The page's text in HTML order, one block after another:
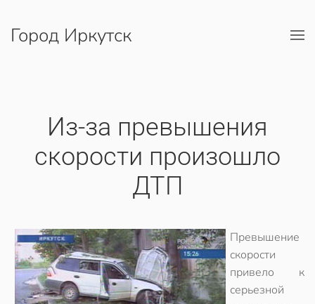
Перейти к содержимому
Город Иркутск
Из-за превышения
скорости произошло
ДТП
Превышение
скорости
привело к
серьезной